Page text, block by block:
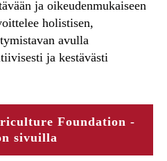
ja oikeudenmukaiseen
holistisen,
avulla
ja kestävästi
Foundation -
sivuilla